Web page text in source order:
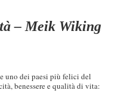
– Meik Wiking
uno dei paesi più felici del
benessere e qualità di vita: